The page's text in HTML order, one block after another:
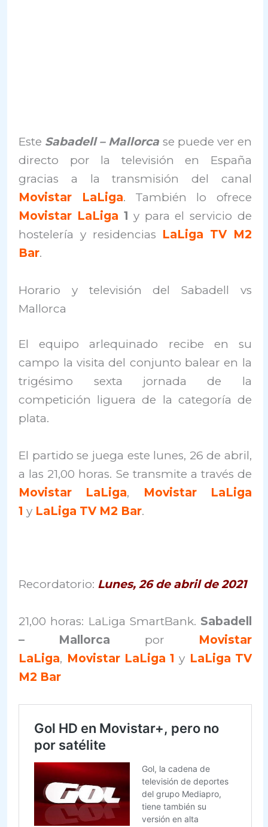
Este Sabadell – Mallorca se puede ver en
directo por la televisión en España
gracias a la transmisión del canal
Movistar LaLiga. También lo ofrece
Movistar LaLiga 1y para el servicio de
hostelería y residencias LaLiga TV M2
Bar.
Horario y televisión del Sabadell vs
Mallorca
El equipo arlequinado recibe en su
campo la visita del conjunto balear en la
trigésimo sexta jornada de la
competición liguera de la categoría de
plata.
El partido se juega este lunes, 26 de abril,
a las 21,00 horas. Se transmite a través de
Movistar LaLiga,
Movistar LaLiga
1 y LaLiga TV M2 Bar.
Recordatorio: Lunes, 26 de abril de 2021
21,00 horas: LaLiga SmartBank. Sabadell
– Mallorca por Movistar
LaLiga, Movistar LaLiga 1 y LaLiga TV
M2 Bar